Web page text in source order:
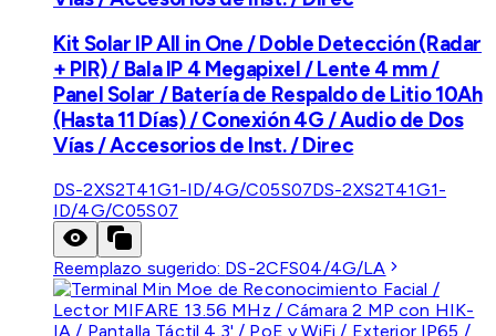
Kit Solar IP All in One / Doble Detección (Radar
+ PIR) / Bala IP 4 Megapixel / Lente 4 mm /
Panel Solar / Batería de Respaldo de Litio 10Ah
(Hasta 11 Días) / Conexión 4G / Audio de Dos
Vías / Accesorios de Inst. / Direc
DS-2XS2T41G1-ID/4G/C05S07DS-2XS2T41G1-
ID/4G/C05S07
Reemplazo sugerido: DS-2CFS04/4G/LA